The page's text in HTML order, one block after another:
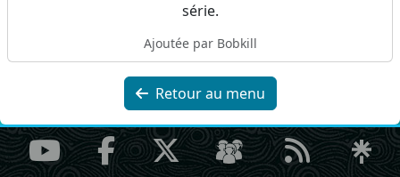
série.
Ajoutée par Bobkill
Retour au menu